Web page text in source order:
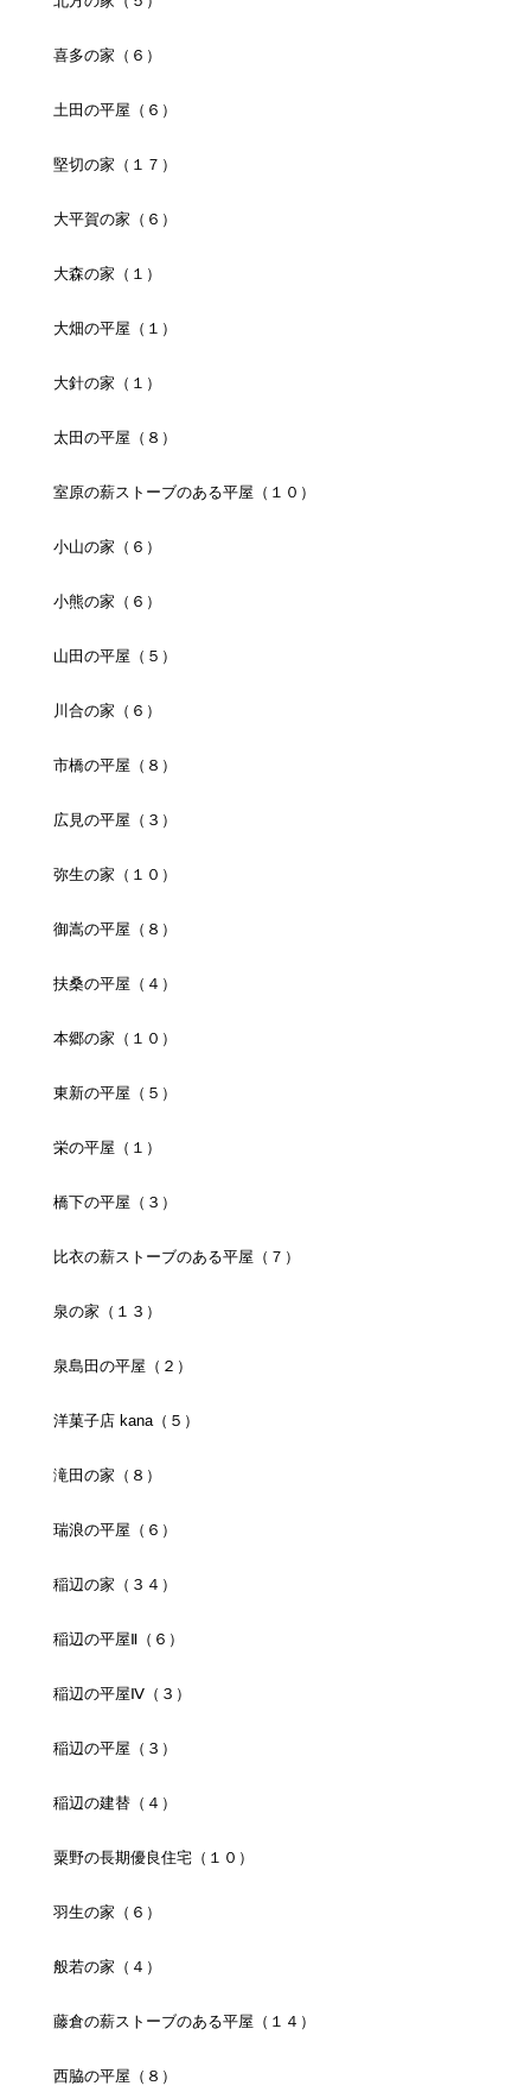
喜多の家（６）
土田の平屋（６）
堅切の家（１７）
大平賀の家（６）
大森の家（１）
大畑の平屋（１）
大針の家（１）
太田の平屋（８）
室原の薪ストーブのある平屋（１０）
小山の家（６）
小熊の家（６）
山田の平屋（５）
川合の家（６）
市橋の平屋（８）
広見の平屋（３）
弥生の家（１０）
御嵩の平屋（８）
扶桑の平屋（４）
本郷の家（１０）
東新の平屋（５）
栄の平屋（１）
橋下の平屋（３）
比衣の薪ストーブのある平屋（７）
泉の家（１３）
泉島田の平屋（２）
洋菓子店 kana（５）
滝田の家（８）
瑞浪の平屋（６）
稲辺の家（３４）
稲辺の平屋Ⅱ（６）
稲辺の平屋Ⅳ（３）
稲辺の平屋（３）
稲辺の建替（４）
粟野の長期優良住宅（１０）
羽生の家（６）
般若の家（４）
藤倉の薪ストーブのある平屋（１４）
西脇の平屋（８）